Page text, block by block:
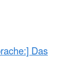
Das